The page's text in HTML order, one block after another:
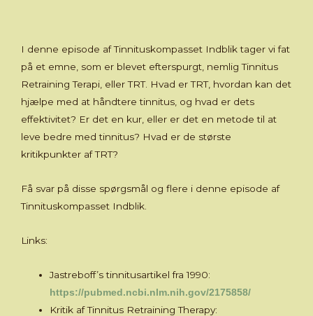
I denne episode af Tinnituskompasset Indblik tager vi fat
på et emne, som er blevet efterspurgt, nemlig Tinnitus
Retraining Terapi, eller TRT. Hvad er TRT, hvordan kan det
hjælpe med at håndtere tinnitus, og hvad er dets
effektivitet? Er det en kur, eller er det en metode til at
leve bedre med tinnitus? Hvad er de største
kritikpunkter af TRT?
Få svar på disse spørgsmål og flere i denne episode af
Tinnituskompasset Indblik.
Links:
Jastreboff’s tinnitusartikel fra 1990:
https://pubmed.ncbi.nlm.nih.gov/2175858/
Kritik af Tinnitus Retraining Therapy: